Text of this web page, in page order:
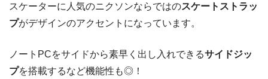
スケーターに人気のニクソンならではのスケートストラッ
プがデザインのアクセントになっています。
ノートPCをサイドから素早く出し入れできるサイドジッ
プを搭載するなど機能性も◎！